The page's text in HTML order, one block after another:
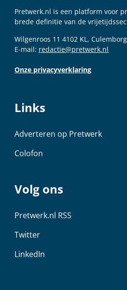
Pretwerk.nl is een platform voor
brede definitie van de
Wilgenroos 11 4102 KL, Culemborg
E-mail: redactie@pretwerk.nl
Onze privacyverklaring
Links
Adverteren op Pretwerk
Colofon
Volg ons
Pretwerk.nl RSS
Twitter
LinkedIn